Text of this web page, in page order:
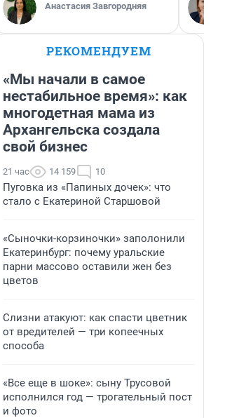
Анастасия Завгородняя
РЕКОМЕНДУЕМ
«Мы начали в самое
нестабильное время»: как
многодетная мама из
Архангельска создала
свой бизнес
21 час 14 159 10
Пуговка из «Папиных дочек»: что
стало с Екатериной Старшовой
«Сыночки-корзиночки» заполонили
Екатеринбург: почему уральские
парни массово оставили жен без
цветов
Слизни атакуют: как спасти цветник
от вредителей — три копеечных
способа
«Все еще в шоке»: сыну Трусовой
исполнился год — трогательный пост
и фото